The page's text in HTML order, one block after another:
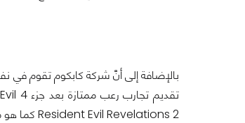
Resident Evil Revelations 2 كما هو معلوم منذ فترة طويلة.